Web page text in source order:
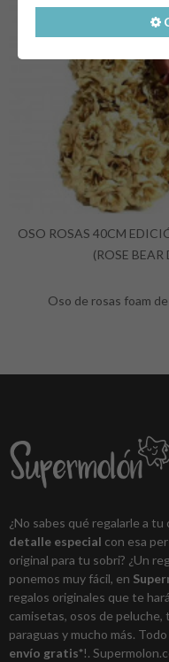
OSO ROSAS 40CM
(ROSE BEAR
Oso de rosas foam
¿No sabes qué regalarle a
detalle especial con esa
original para tu sobri? ¿Un
ponemos muy fácil, en
regalos originales que te
camisetas, osos de peluche,
paraguas y mucho más.
envío gratis*!.